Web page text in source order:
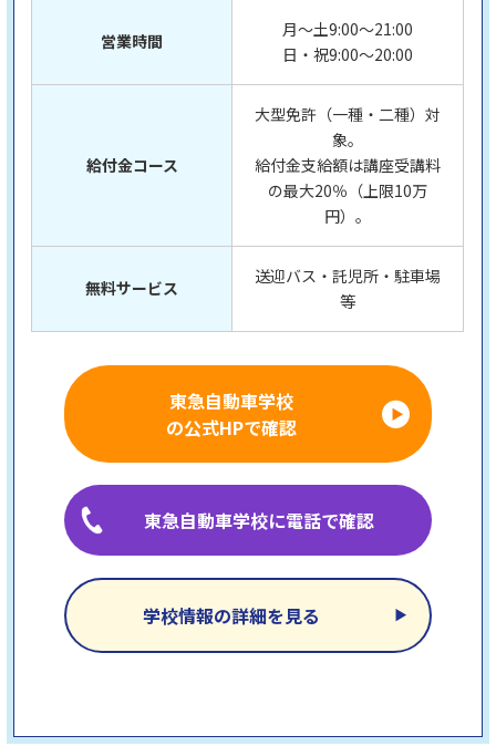
営業時間
月～土9:00～21:00
日・祝9:00～20:00
給付金コース
大型免許（一種・二種）対
象。
給付金支給額は講座受講料
の最大20％（上限10万
円）。
無料サービス
送迎バス・託児所・駐車場
等
東急自動車学校
の公式HPで確認
東急自動車学校に電話で確認
学校情報の詳細を見る